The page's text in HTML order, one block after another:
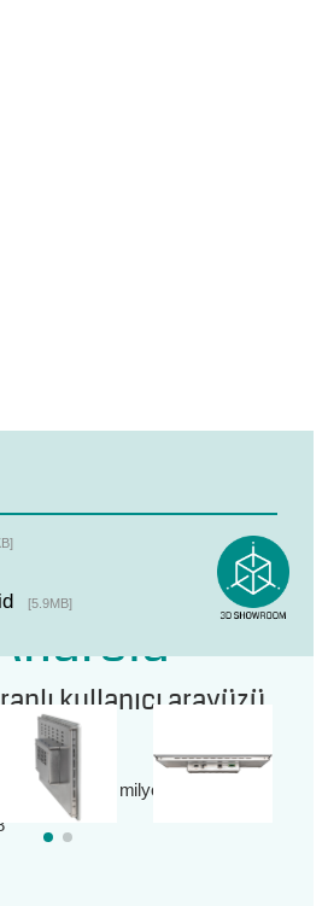
kullanıcı arayüzü
ekran – 16,7 milyon renk
[5.9MB]